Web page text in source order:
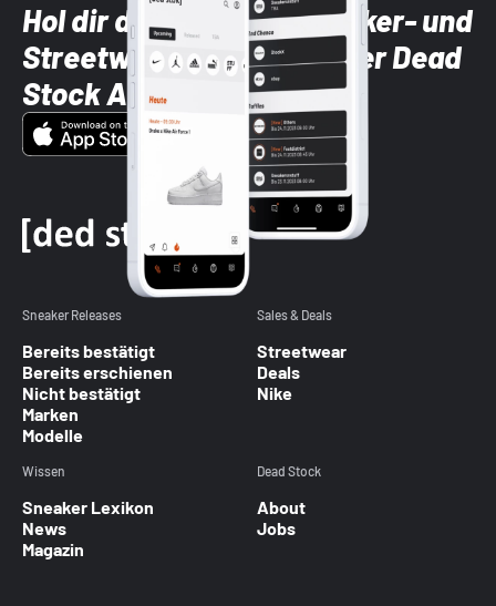
Hol dir die neuesten Sneaker- und
Streetwear-Brands mit der Dead
Stock App
Sneaker Releases
Bereits bestätigt
Bereits erschienen
Nicht bestätigt
Marken
Modelle
Sales & Deals
Streetwear
Deals
Nike
Wissen
Sneaker Lexikon
News
Magazin
Dead Stock
About
Jobs